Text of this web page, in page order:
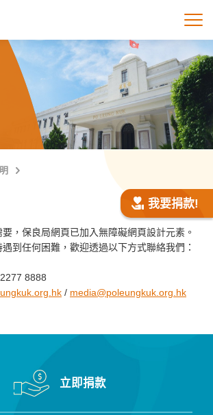
打
我要捐款!
，保良局網頁已加入無障礙網頁設計元素。
到任何困難，歡迎透過以下方式聯絡我們：
8888
/ media@poleungkuk.org.hk
立即捐款